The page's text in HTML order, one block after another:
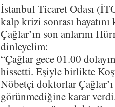
İstanbul Ticaret Odası
kalp krizi sonrası
Çağlar’ın son anlarını
dinleyelim:
“Çağlar gece 01.00
hissetti. Eşiyle birlikte
Nöbetçi doktorlar
görünmediğine karar